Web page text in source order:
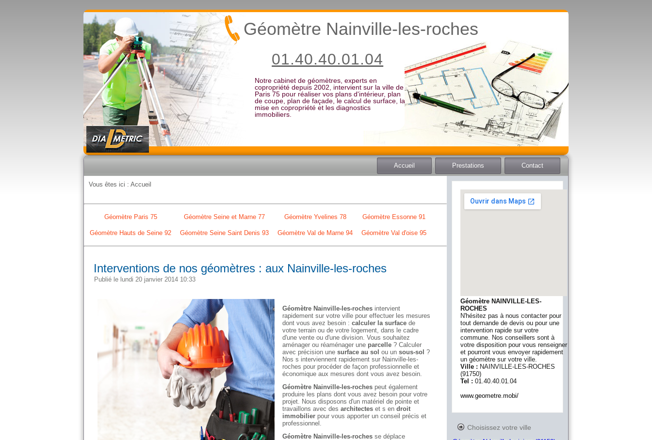
Notre cabinet de géomètres, experts en
copropriété depuis 2002, intervient sur la ville de
Paris 75 pour réaliser vos plans d'intérieur, plan
de coupe, plan de façade, le calcul de surface, la
mise en copropriété et les diagnostics
immobiliers.
Géomètre Nainville-les-roches
01.40.40.01.04
Accueil Prestations Contact
Vous êtes ici : Accueil
Géomètre Paris 75 Géomètre Seine et Marne 77 Géomètre Yvelines 78 Géomètre Essonne 91
Géomètre Hauts de Seine 92 Géomètre Seine Saint Denis 93 Géomètre Val de Marne 94 Géomètre Val d'oise 95
Interventions de nos géomètres : aux Nainville-les-roches
Publié le lundi 20 janvier 2014 10:33
Géomètre Nainville-les-roches intervient
rapidement sur votre ville pour effectuer les mesures
dont vous avez besoin : calculer la surface de
votre terrain ou de votre logement, dans le cadre
d'une vente ou d'une division. Vous souhaitez
aménager ou réaménager une parcelle ? Calculer
avec précision une surface au sol ou un sous-sol ?
Nos s interviennent rapidement sur Nainville-les-
roches pour procéder de façon professionnelle et
économique aux mesures dont vous avez besoin.
Géomètre Nainville-les-roches peut également
produire les plans dont vous avez besoin pour votre
projet. Nous disposons d'un matériel de pointe et
travaillons avec des architectes et s en droit
immobilier pour vous apporter un conseil précis et
professionnel.
Géomètre Nainville-les-roches se déplace
Géomètre NAINVILLE-LES-
ROCHES
N'hésitez pas à nous contacter pour
tout demande de devis ou pour une
intervention rapide sur votre
commune. Nos conseillers sont à
votre disposition pour vous renseigner
et pourront vous envoyer rapidement
un géomètre sur votre ville.
Ville : NAINVILLE-LES-ROCHES
(91750)
Tel : 01.40.40.01.04
www.geometre.mobi/
Choisissez votre ville